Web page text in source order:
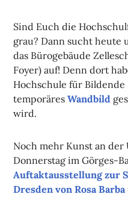
Sind Euch die
grau? Dann sucht heute
das Bürogebäude
Foyer) auf! Denn dort
Hochschule für
temporäresWandbild
wird.
Noch mehr Kunst an der
Donnerstag im Görges-
Auftaktausstellung zur
Dresden von Rosa Barba